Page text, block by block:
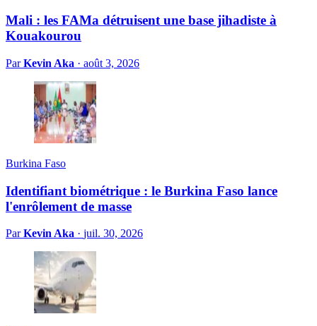
Mali : les FAMa détruisent une base jihadiste à
Kouakourou
ParKevin Aka · août 3, 2026
Burkina Faso
Identifiant biométrique : le Burkina Faso lance
l'enrôlement de masse
ParKevin Aka · juil. 30, 2026